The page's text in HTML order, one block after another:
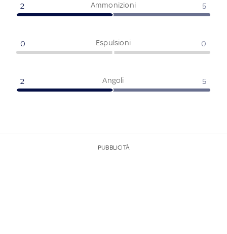
Ammonizioni
2 5
Espulsioni
0 0
Angoli
2 5
PUBBLICITÀ